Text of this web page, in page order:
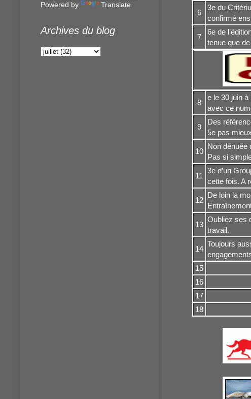
6
3e du
confirmé
7
6e de
tenue que
8
e le 30 juin à
avec ce
9
Des
5e pas mieux
10
Non dénuée
Pas si
11
3e d’un
cette fois. A
12
De loin la
13
Oubliez ses
travail.
14
Toujours
15
16
17
18
Powered by Translate
Archives du blog